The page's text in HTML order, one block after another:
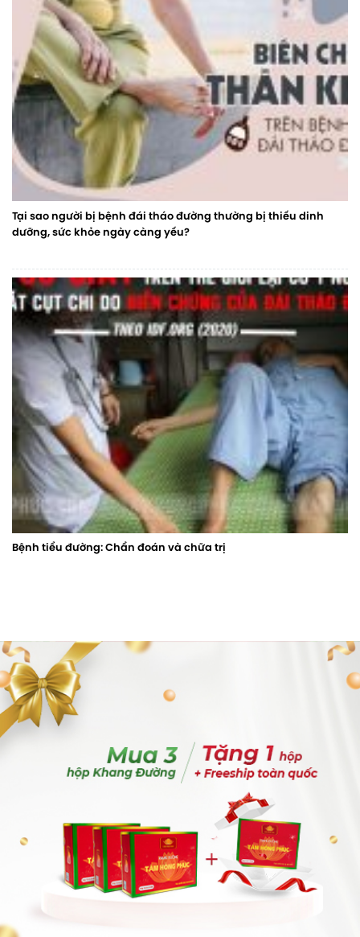
Tại sao người bị bệnh đái tháo đường thường bị thiếu dinh
dưỡng, sức khỏe ngày càng yếu?
Bệnh tiểu đường: Chẩn đoán và chữa trị